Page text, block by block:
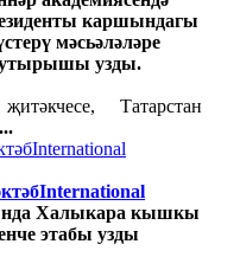
каршындагы
мәсьәләләре
утырышы узды.
Татарстан
Халыкара кышкы
этабы узды